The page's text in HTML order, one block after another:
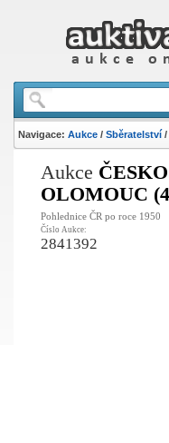
Navigace: Aukce/ Sběratelství/
Aukce
OLOMOUC
Pohlednice ČR po roce 1950
Číslo Aukce:
2841392